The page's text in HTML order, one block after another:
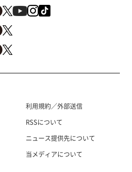
利用規約／外部送信
RSSについて
ニュース提供先について
当メディアについて